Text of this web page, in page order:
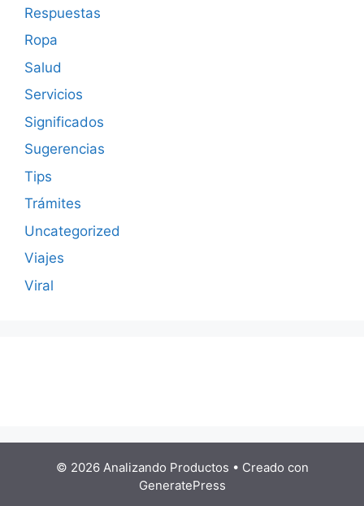
Respuestas
Ropa
Salud
Servicios
Significados
Sugerencias
Tips
Trámites
Uncategorized
Viajes
Viral
© 2026 Analizando Productos • Creado con
GeneratePress